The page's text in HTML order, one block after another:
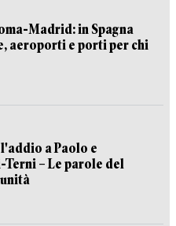
Madrid: in Spagna
aeroporti e porti per chi
a Paolo e
– Le parole del